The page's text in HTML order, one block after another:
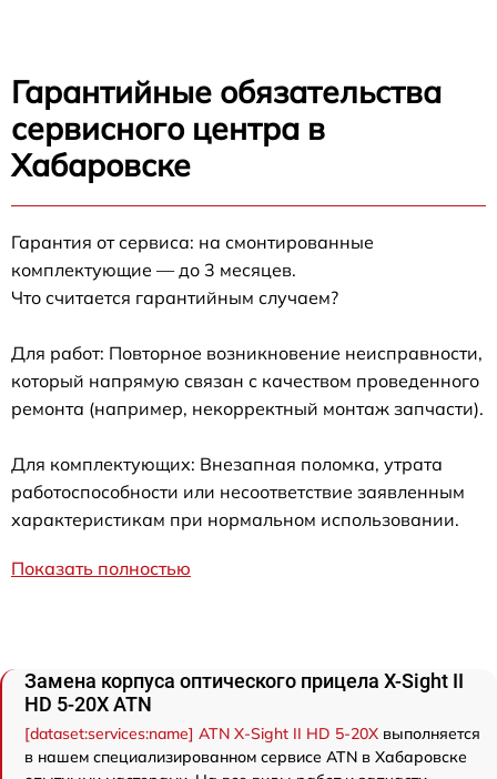
Гарантийные обязательства
сервисного центра в
Хабаровске
Гарантия от сервиса: на смонтированные
комплектующие — до 3 месяцев.
Что считается гарантийным случаем?
Для работ: Повторное возникновение неисправности,
который напрямую связан с качеством проведенного
ремонта (например, некорректный монтаж запчасти).
Для комплектующих: Внезапная поломка, утрата
работоспособности или несоответствие заявленным
характеристикам при нормальном использовании.
Показать полностью
Замена корпуса оптического прицела X-Sight II
HD 5-20X ATN
[dataset:services:name] ATN X-Sight II HD 5-20X выполняется
в нашем специализированном сервисе ATN в Хабаровске